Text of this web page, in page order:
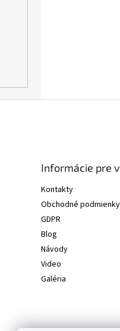
Informácie pre
Kontakty
Obchodné podmienky
GDPR
Blog
Návody
Video
Galéria